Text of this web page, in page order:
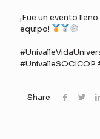
¡Fue un evento
equipo!
Share